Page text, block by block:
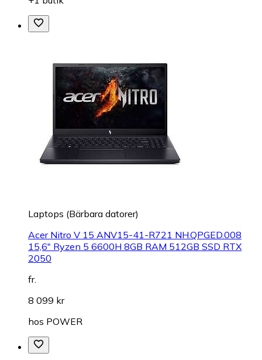
Laptops (Bärbara datorer)
Acer Nitro V 15 ANV15-41-R721 NH.QPGED.008
15,6" Ryzen 5 6600H 8GB RAM 512GB SSD RTX
2050
fr.
8 099 kr
hos POWER